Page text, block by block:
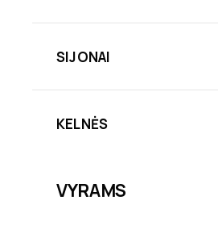
SIJONAI
KELNĖS
VYRAMS